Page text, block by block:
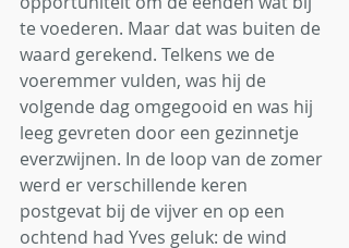
te voederen. Maar dat was buiten de
waard gerekend. Telkens we de
voeremmer vulden, was hij de
volgende dag omgegooid en was hij
leeg gevreten door een gezinnetje
everzwijnen. In de loop van de zomer
werd er verschillende keren
postgevat bij de vijver en op een
ochtend had Yves geluk: de wind